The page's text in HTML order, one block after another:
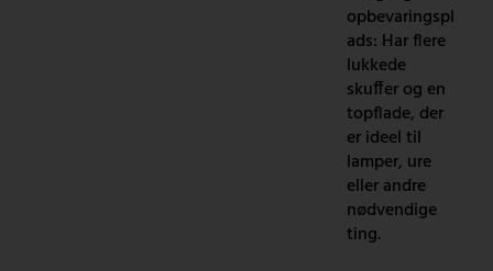
opbevaringspl
ads: Har flere
lukkede
skuffer og en
topflade, der
er ideel til
lamper, ure
eller andre
nødvendige
ting.